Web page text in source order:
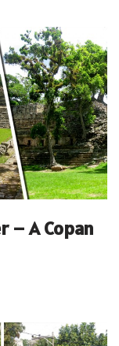
– A Copan